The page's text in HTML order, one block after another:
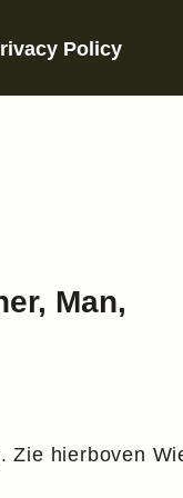
Policy
Man,
Zie hierboven